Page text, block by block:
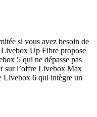
si vous avez besoin de
Livebox Up Fibre propose
5 qui ne dépasse pas
sur l’offre Livebox Max
Livebox 6 qui intègre un